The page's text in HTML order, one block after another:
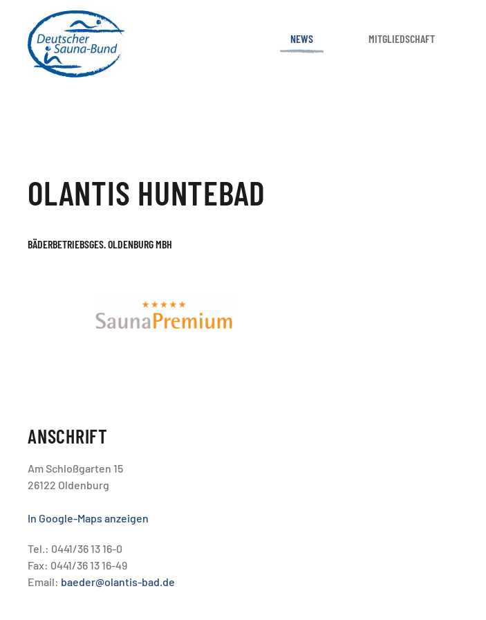
NEWS MITGLIEDSCHAFT
OLANTIS HUNTEBAD
BÄDERBETRIEBSGES. OLDENBURG MBH
ANSCHRIFT
Am Schloßgarten 15
26122 Oldenburg
In Google-Maps anzeigen
Tel.: 0441/36 13 16-0
Fax: 0441/36 13 16-49
Email: baeder@olantis-bad.de